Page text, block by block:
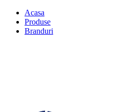
Acasa
Produse
Branduri